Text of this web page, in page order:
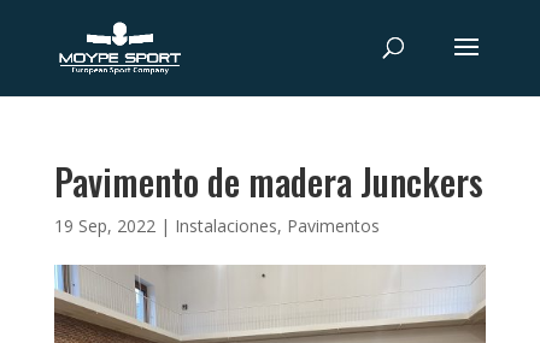
Pavimento de madera Junckers
19 Sep, 2022| Instalaciones, Pavimentos